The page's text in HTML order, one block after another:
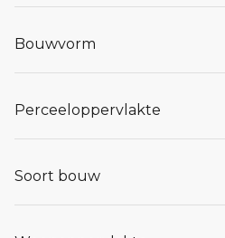
Bouwvorm
Perceeloppervlakte
Soort bouw